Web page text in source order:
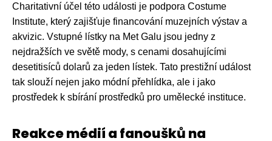
Charitativní účel této události je podpora Costume
Institute, který zajišťuje financování muzejních výstav a
akvizic. Vstupné lístky na Met Galu jsou jedny z
nejdražších ve světě mody, s cenami dosahujícími
desetitisíců dolarů za jeden lístek. Tato prestižní událost
tak slouží nejen jako módní přehlídka, ale i jako
prostředek k sbírání prostředků pro umělecké instituce.
Reakce médií a fanoušků na